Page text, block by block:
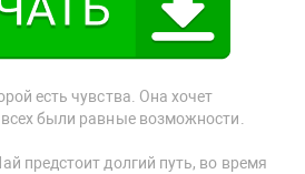
есть чувства. Она хочет
были равные возможности.
предстоит долгий путь, во время